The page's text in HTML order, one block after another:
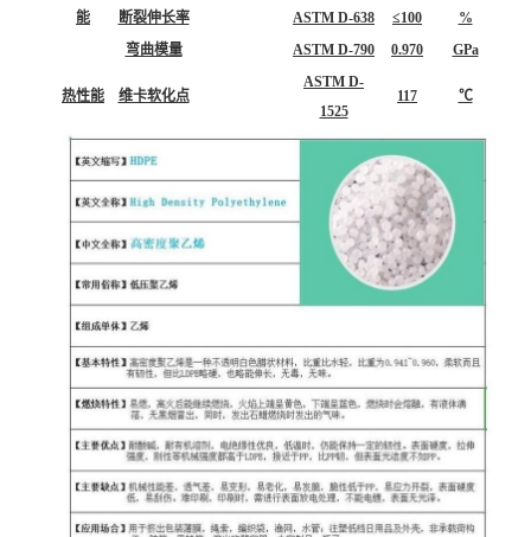
能 断裂伸长率 ASTM D-638 ≤100
%
弯曲模量
ASTM D-790 0.970 GPa
热性能 维卡软化点
ASTM D-
1525
117 ℃